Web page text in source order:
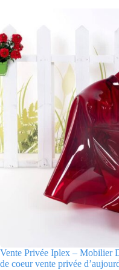
Vente Privée Iplex – Mobilier
de coeur vente privée